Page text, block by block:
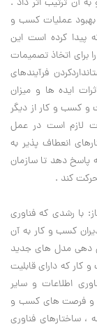
به آن ترتیب اثر داد .
بهبود عملیات کسب و
پیدا کرده است این
برای اتخاذ تصمیمات
فرآیندهای
ایده ها و میزان
و کسب و کار از دیگر
لازم است در عمل
انعطاف پذیر به
پاسخ دهد تا سازمان
کند .
با رشدی که فناوری
کسب و کار به آن
دهی مدل های جدید
که دارای قابلیت
اطلاعات و سایر
و فرصت های کسب و
، ساختارهای فناوری